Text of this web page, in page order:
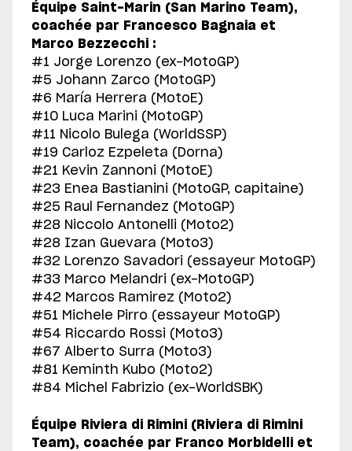
Équipe Saint-Marin (San Marino Team),
coachée par Francesco Bagnaia et
Marco Bezzecchi :
#1 Jorge Lorenzo (ex-MotoGP)
#5 Johann Zarco (MotoGP)
#6 María Herrera (MotoE)
#10 Luca Marini (MotoGP)
#11 Nicolo Bulega (WorldSSP)
#19 Carloz Ezpeleta (Dorna)
#21 Kevin Zannoni (MotoE)
#23 Enea Bastianini (MotoGP, capitaine)
#25 Raul Fernandez (MotoGP)
#28 Niccolo Antonelli (Moto2)
#28 Izan Guevara (Moto3)
#32 Lorenzo Savadori (essayeur MotoGP)
#33 Marco Melandri (ex-MotoGP)
#42 Marcos Ramirez (Moto2)
#51 Michele Pirro (essayeur MotoGP)
#54 Riccardo Rossi (Moto3)
#67 Alberto Surra (Moto3)
#81 Keminth Kubo (Moto2)
#84 Michel Fabrizio (ex-WorldSBK)
Équipe Riviera di Rimini (Riviera di Rimini
Team), coachée par Franco Morbidelli et